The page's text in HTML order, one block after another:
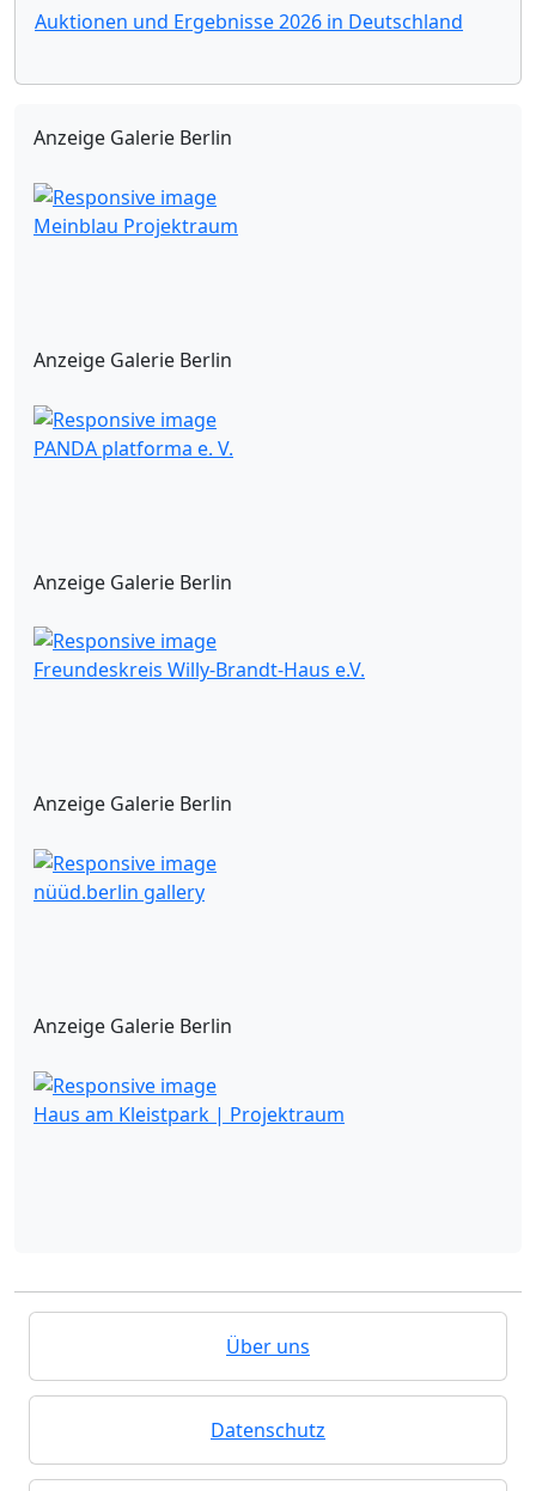
Auktionen und Ergebnisse 2026 in Deutschland
Anzeige Galerie Berlin
Meinblau Projektraum
Anzeige Galerie Berlin
PANDA platforma e. V.
Anzeige Galerie Berlin
Freundeskreis Willy-Brandt-Haus e.V.
Anzeige Galerie Berlin
nüüd.berlin gallery
Anzeige Galerie Berlin
Haus am Kleistpark | Projektraum
Über uns
Datenschutz